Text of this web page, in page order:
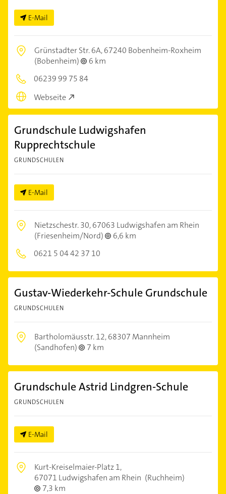
E-Mail
Grünstadter Str. 6A,67240 Bobenheim-Roxheim
(Bobenheim)
6 km
06239 99 75 84
Webseite
Grundschule Ludwigshafen
Rupprechtschule
GRUNDSCHULEN
E-Mail
Nietzschestr. 30,67063 Ludwigshafen am Rhein
(Friesenheim/Nord)
6,6 km
0621 5 04 42 37 10
Gustav-Wiederkehr-Schule Grundschule
GRUNDSCHULEN
Bartholomäusstr. 12,68307 Mannheim
(Sandhofen)
7 km
Grundschule Astrid Lindgren-Schule
GRUNDSCHULEN
E-Mail
Kurt-Kreiselmaier-Platz 1,
67071 Ludwigshafen am Rhein (Ruchheim)
7,3 km